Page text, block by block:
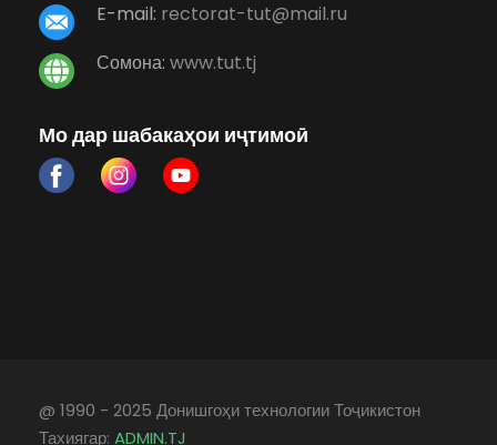
E-mail: rectorat-tut@mail.ru
Сомона: www.tut.tj
Мо дар шабакаҳои иҷтимоӣ
@ 1990 - 2025 Донишгоҳи технологии Тоҷикистон
Тахиягар: ADMIN.TJ